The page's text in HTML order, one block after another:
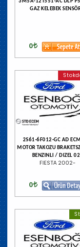
3M5A-12T551-AC DLP
GAZ KELEBEK
0
2S61-6F012-GC AD
MOTOR TAKOZU
BENZINLI / DIZEL
FIESTA 2002-
0